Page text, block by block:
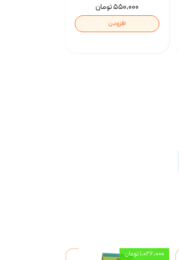
۵۵۰,۰۰۰ تومان
افزودن
۱,۰۲۶,۰۰۰ تومان